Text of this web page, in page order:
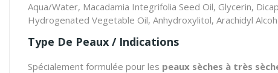
Aqua/Water, Macadamia Integrifolia Seed Oil, Glycerin,
Hydrogenated Vegetable Oil, Anhydroxylitol, Arachidyl
Type De Peaux / Indications
Spécialement formulée pour les peaux sèches à très